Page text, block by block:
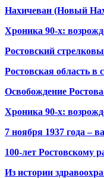
Нахичеван (Новый
Хроника 90-х:
Ростовский
Ростовская область в
Освобождение
Хроника 90-х:
7 ноября 1937 года –
100-лет Ростовскому
Из истории